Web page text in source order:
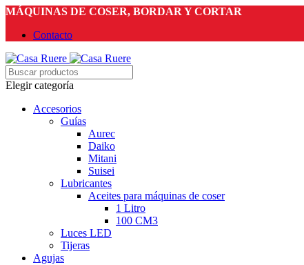
MÁQUINAS DE COSER, BORDAR Y CORTAR
Contacto
Elegir categoría
Accesorios
Guías
Aurec
Daiko
Mitani
Suisei
Lubricantes
Aceites para máquinas de coser
1 Litro
100 CM3
Luces LED
Tijeras
Agujas